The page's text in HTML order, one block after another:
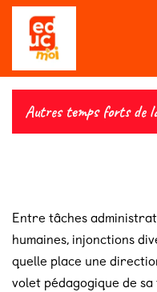
Se rendre au contenu
Autres temps forts de
Entre tâches
humaines, injonctions
quelle place une
volet pédagogique de